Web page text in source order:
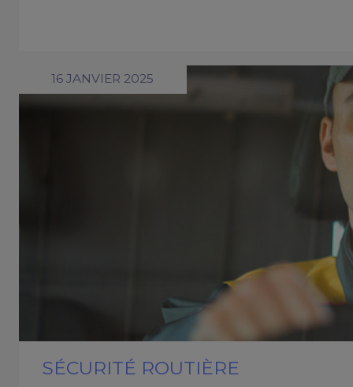
16 JANVIER 2025
SÉCURITÉ ROUTIÈRE